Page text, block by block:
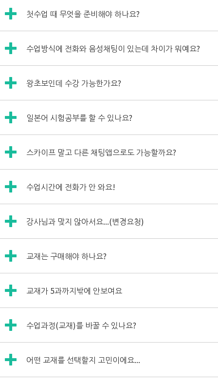
해서 나중에 녹취파일을 들으시면서 리뷰 작성하시는 강사님
같은 경우에는 시간이 조금 오래 걸릴 수도 있습니다.
외국에 거주하고 계셔도 수업 가능하십니다.
수강신청시 수업방식을 선택하시게 되어있는데요,
그때 음성채팅(카톡,라인) 또는 화상채팅(스카이프)를 선택
해주시면 됩니다.
수강료결제는 홈페이지에서 온라인 결제 시스템을 이용해주
시면 됩니다.
만약 이용이 어려우시다면 아래 윌메이트 계좌로 직접 송금을
해주셔도 되오니 참고 부탁드립니다.
신한은행 110-528-310510 윌메이트
입금자명과 수강신청자명이 일치해야 합니다.
첫수업 때 무엇을 준비해야 하나요?
첫 수업은 강사님과 서로 자기소개하고 앞으로 어떤식으로 수
업을 진행해나갈지에 대해 이야기를 나누는 오리엔테이션 시
간입니다.
그래서 딱히 준비하실 건 없으시고요,
회원님의 학습목표와 강사님께서 수업리뷰에 무엇을 중점적
으로 적으셨으면 하는지 등등 생각해두시면 되세요!^^
수업방식에 전화와 음성채팅이 있는데 차이가 뭐예요?
전화는 글자그대로 전화로 수업을 하시는 것이고요,
음성채팅은 카카오톡(또는 라인)의 보이스채팅 기능을 이용
하여 수업이 진행됩니다.
음성채팅은 전화가 불가한 해외거주자 분들이 주로 신청하고
계십니다^^
왕초보인데 수강 가능한가요?
히라가나와 카타카나를 읽을 줄 아시면 저희 윌메이트의 전화
수업을 받으실 수 있습니다.
단, 한국말을 잘하시는 에게 STEP1을 신청해주셔야 합니다.
일본어 시험공부를 할 수 있나요?
윌메이트 서비스는 회화연습에 특화되어 있다 보니 시험대비
공부는 되지 않습니다.
일본어 자격 시험 점수를 위해서만 학습하실 경우 윌메이트
보다는 오프라인 학원이나 인터넷 강의를 들으시는 것을 권해
드립니다.
스카이프 말고 다른 채팅앱으로도 가능할까요?
네~ 가능합니다!
카카오톡, 라인, Zoom, 페이스타임, 구글 Meet, Discord 등
다향한 채팅앱 중 선택하실 수 있습니다~!^^
수업시간에 전화가 안 와요!
당황하실 필요도 흥분하실 필요도 전혀 없습니다. 못 받으신
수업은 100% 환불 또는 보강을 보장하고 있습니다.
강사님과 맞지 않아서요...(변경요청)
변경요청은 마이페이지 "각종변경요청" 메뉴에 들어가셔서
"강사변경"을 클릭하시면 변경요청하실 수 있습니다!
교재는 구매해야 하나요?
윌메이트에서는 교재가 웹교재 형태로 무료제공되며,
언제든지 PC와 모바일에서 열람하실 수 있습니다.
마이페이지 "교재"메뉴를 확인해주세요~!
교재가 5과까지밖에 안보여요
교재를 추가로 오픈하고자 하실 때는 “마이페이지-각종변경
요청-교재오픈요청” 또는 “마이페이지-교재"를 통해 요청해
주시면 됩니다.
교재오픈은 담당 강사님께서 확인 후 승인해드립니다!
수업과정(교재)를 바꿀 수 있나요?
수업과정(교재)변경요청은 “마이페이지-각종변경요청-교재
변경요청”을 통해 진행 할 수 있습니다.
어떤 교재를 선택할지 고민이에요...